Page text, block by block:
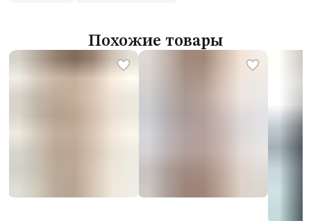
Похожие товары